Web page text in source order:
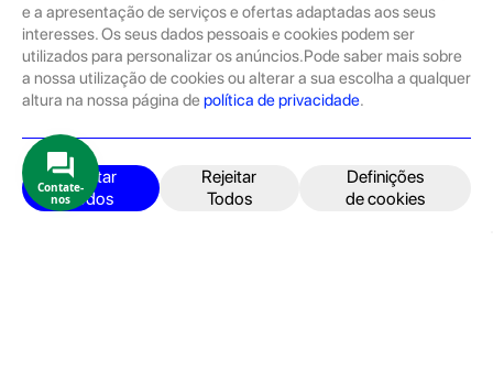
e a apresentação de serviços e ofertas adaptadas aos seus
interesses. Os seus dados pessoais e cookies podem ser
utilizados para personalizar os anúncios.Pode saber mais sobre
a nossa utilização de cookies ou alterar a sua escolha a qualquer
altura na nossa página de política de privacidade.
Aceitar
Todos
Rejeitar
Todos
Definições
de cookies
A GeekStore é a tua loja de produtos seminovos e novos Apple.
Tratam-se de dispositivos com pouco uso, exposição de loja ou
Novos.
Os seminovos são sempre sujeitos a uma inspeção rigorosa
pelas equipas técnicas que connosco trabalham.
Produtos e Serviços
iPhone
iPad
Contate-
nos